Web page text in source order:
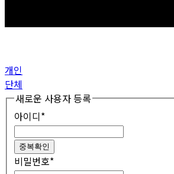
개인
단체
새로운 사용자 등록
아이디*
중복확인
비밀번호*